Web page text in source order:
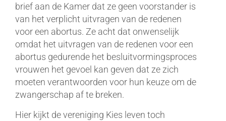
brief aan de Kamer dat ze geen voorstander is
van het verplicht uitvragen van de redenen
voor een abortus. Ze acht dat onwenselijk
omdat het uitvragen van de redenen voor een
abortus gedurende het besluitvormingsproces
vrouwen het gevoel kan geven dat ze zich
moeten verantwoorden voor hun keuze om de
zwangerschap af te breken.
Hier kijkt de vereniging Kies leven toch